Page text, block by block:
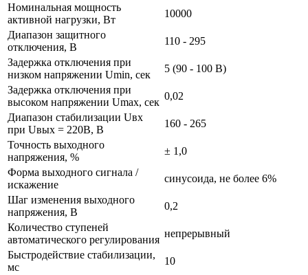
Номинальная мощность
активной нагрузки, Вт
10000
Диапазон защитного
отключения, В
110 - 295
Задержка отключения при
низком напряжении Umin, сек
5 (90 - 100 В)
Задержка отключения при
высоком напряжении Umax, сек
0,02
Диапазон стабилизации Uвх
при Uвых = 220В, В
160 - 265
Точность выходного
напряжения, %
± 1,0
Форма выходного сигнала /
искажение
синусоида, не более 6%
Шаг изменения выходного
напряжения, В
0,2
Количество ступеней
автоматического регулирования
непрерывный
Быстродействие стабилизации,
мс
10